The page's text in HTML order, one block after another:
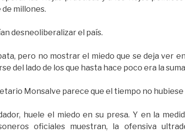
millones.
desneoliberalizar el país.
pero no mostrar el miedo que se deja ver
del lado de los que hasta hace poco era la
Monsalve parece que el tiempo no hubiese
huele el miedo en su presa. Y en la
oficiales muestran, la ofensiva